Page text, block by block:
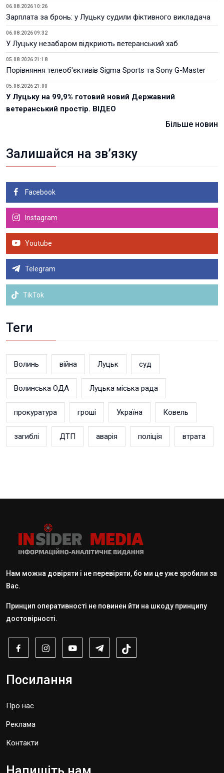
06.08.2026 10:26
Зарплата за бронь: у Луцьку судили фіктивного викладача
06.08.2026 09:32
У Луцьку незабаром відкриють ветеранський хаб
05.08.2026 21:18
Порівняння телеоб'єктивів Sigma Sports та Sony G-Master
05.08.2026 21:00
У Луцьку на 99,9% готовий новий Державний
ветеранський простір. ВІДЕО
Більше новин
Залишайся на зв’язку
Facebook
Instagram
Youtube
Telegram
TikTok
Теги
Волинь війна Луцьк суд
Волинська ОДА Луцька міська рада
прокуратура гроші Україна Ковель
загиблі ДТП аварія поліція втрата
Нам можна довіряти і не перевіряти, бо ми це уже зробили за
Вас.
Принцип оперативності не повинен йти на шкоду принципу
достовірності.
Посилання
Про нас
Реклама
Контакти